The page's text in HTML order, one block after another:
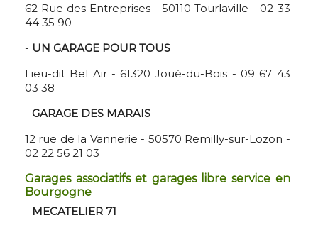
62 Rue des Entreprises - 50110 Tourlaville - 02 33
44 35 90
- UN GARAGE POUR TOUS
Lieu-dit Bel Air - 61320 Joué-du-Bois - 09 67 43
03 38
- GARAGE DES MARAIS
12 rue de la Vannerie - 50570 Remilly-sur-Lozon -
02 22 56 21 03
Garages associatifs et garages libre service en
Bourgogne
- MECATELIER 71